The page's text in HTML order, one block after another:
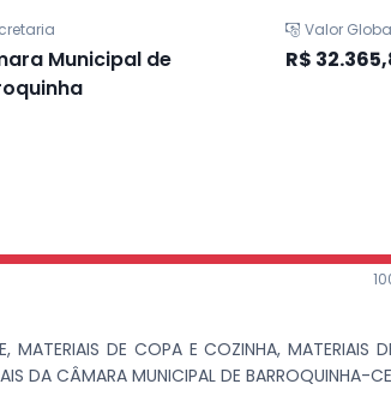
Municipal de
Valor
R$
MATERIAIS DE COPA E COZINHA, MATERIAIS
DA CÂMARA MUNICIPAL DE BARROQUINHA-